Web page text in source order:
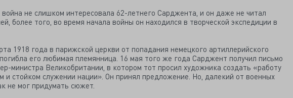
война не слишком интересовала 62-летнего Сарджента, и он даже не читал
более того, во время начала войны он находился в творческой экспедиции в
1918 года в парижской церкви от попадания немецкого артиллерийского
его любимая племянница. 16 мая того же года Сарджент получил письмо
министра Великобритании, в котором тот просил художника создать «работу
и стойком служении нации». Он принял предложение. Но, далекий от военных
не мог придумать сюжет.